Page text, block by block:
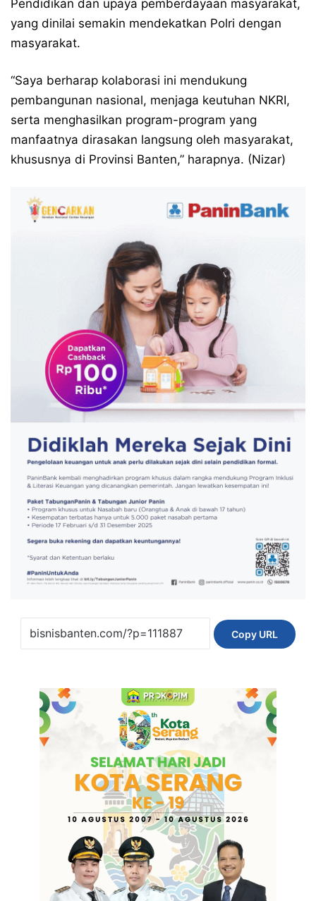
Pendidikan dan upaya pemberdayaan masyarakat,
yang dinilai semakin mendekatkan Polri dengan
masyarakat.
“Saya berharap kolaborasi ini mendukung
pembangunan nasional, menjaga keutuhan NKRI,
serta menghasilkan program-program yang
manfaatnya dirasakan langsung oleh masyarakat,
khususnya di Provinsi Banten,” harapnya. (Nizar)
Copy URL